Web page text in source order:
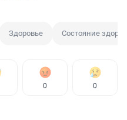
Здоровье Состояние
0 0